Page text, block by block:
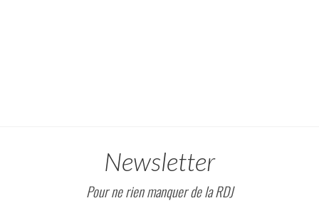
Newsletter
Pour ne rien manquer de la RDJ